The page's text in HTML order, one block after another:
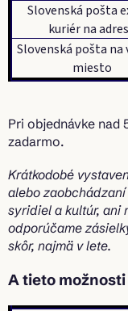
Slovenská pošta
kuriér na
Slovenská pošta na
miesto
Pri objednávke nad
zadarmo.
Krátkodobé
alebo zaobchádzaní
syridiel a kultúr, ani
odporúčame
skôr, najmä v lete.
A tieto